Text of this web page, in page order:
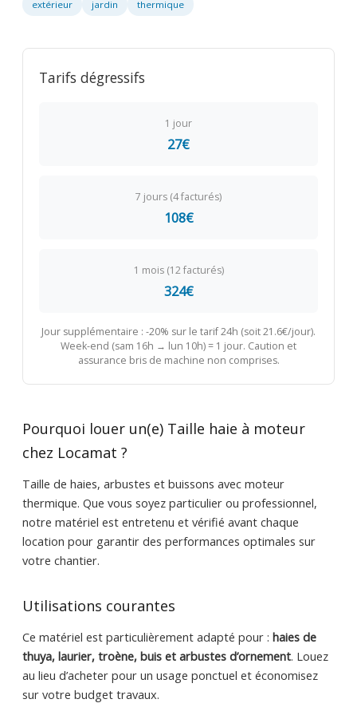
extérieur jardin thermique
Tarifs dégressifs
1 jour
27€
7 jours (4 facturés)
108€
1 mois (12 facturés)
324€
Jour supplémentaire : -20% sur le tarif 24h (soit 21.6€/jour).
Week-end (sam 16h → lun 10h) = 1 jour. Caution et
assurance bris de machine non comprises.
Pourquoi louer un(e) Taille haie à moteur
chez Locamat ?
Taille de haies, arbustes et buissons avec moteur
thermique. Que vous soyez particulier ou professionnel,
notre matériel est entretenu et vérifié avant chaque
location pour garantir des performances optimales sur
votre chantier.
Utilisations courantes
Ce matériel est particulièrement adapté pour : haies de
thuya, laurier, troène, buis et arbustes d’ornement. Louez
au lieu d’acheter pour un usage ponctuel et économisez
sur votre budget travaux.